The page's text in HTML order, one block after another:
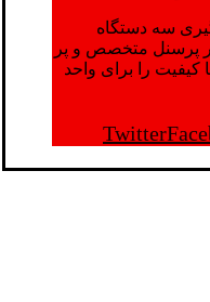
سه دستگاه
2500 تن در کنار پرسنل متخصص و پر
کیفیت را برای واحد
Twitter